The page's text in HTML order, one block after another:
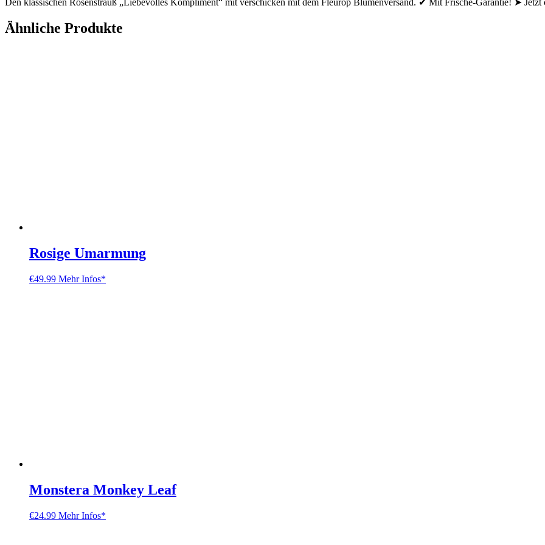
Ähnliche Produkte
Rosige Umarmung
€49.99 Mehr Infos*
Monstera Monkey Leaf
€24.99 Mehr Infos*